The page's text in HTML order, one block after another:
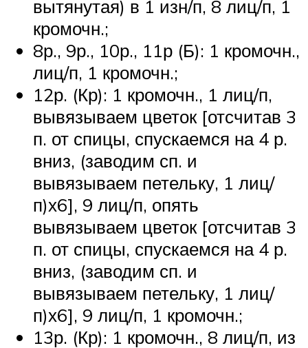
вытянутая) в 1 изн/п, 8 лиц/п, 1
кромочн.;
8р., 9р., 10р., 11р (Б): 1 кромочн.,
лиц/п, 1 кромочн.;
12р. (Кр): 1 кромочн., 1 лиц/п,
вывязываем цветок [отсчитав 3
п. от спицы, спускаемся на 4 р.
вниз, (заводим сп. и
вывязываем петельку, 1 лиц/
п)х6], 9 лиц/п, опять
вывязываем цветок [отсчитав 3
п. от спицы, спускаемся на 4 р.
вниз, (заводим сп. и
вывязываем петельку, 1 лиц/
п)х6], 9 лиц/п, 1 кромочн.;
13р. (Кр): 1 кромочн., 8 лиц/п, из